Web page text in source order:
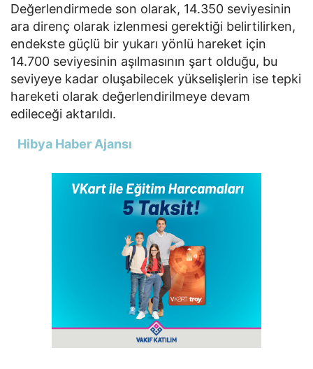
Değerlendirmede son olarak, 14.350 seviyesinin
ara direnç olarak izlenmesi gerektiği belirtilirken,
endekste güçlü bir yukarı yönlü hareket için
14.700 seviyesinin aşılmasının şart olduğu, bu
seviyeye kadar oluşabilecek yükselişlerin ise tepki
hareketi olarak değerlendirilmeye devam
edileceği aktarıldı.
Hibya Haber Ajansı